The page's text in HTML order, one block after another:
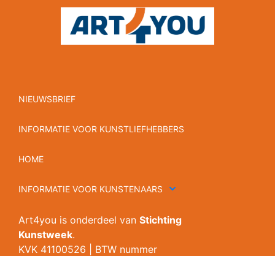
NIEUWSBRIEF
INFORMATIE VOOR KUNSTLIEFHEBBERS
HOME
INFORMATIE VOOR KUNSTENAARS
Art4you is onderdeel van Stichting
Kunstweek.
KVK 41100526 | BTW nummer